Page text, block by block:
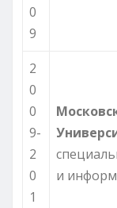
0
9
2
0
0
9-
2
0
1
и